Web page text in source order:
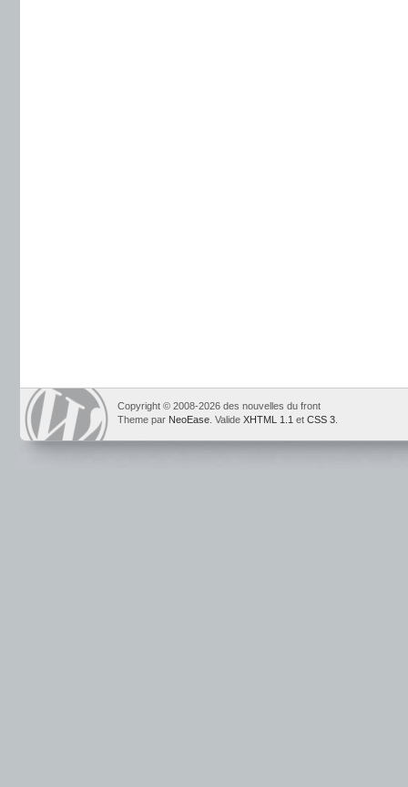
Copyright © 2008-2026 des nouvelles du front
Theme par NeoEase . Valide XHTML 1.1 et CSS 3